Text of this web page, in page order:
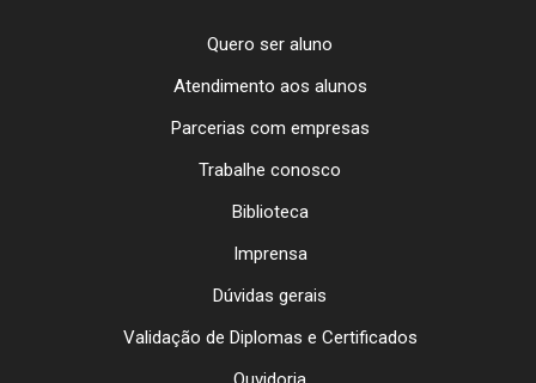
Quero ser aluno
Atendimento aos alunos
Parcerias com empresas
Trabalhe conosco
Biblioteca
Imprensa
Dúvidas gerais
Validação de Diplomas e Certificados